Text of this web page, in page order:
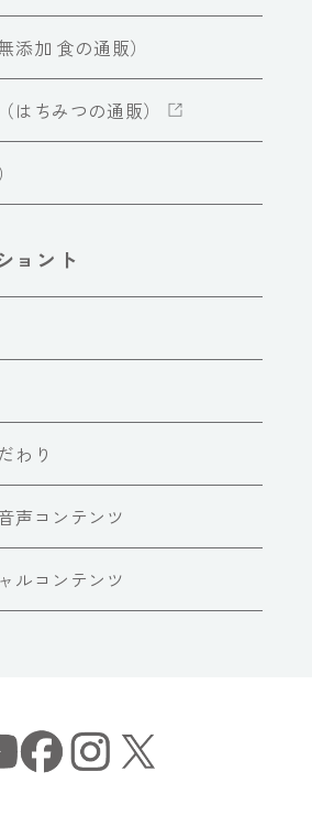
添加 食の通販）
はちみつの通販）
ョント
わり
声コンテンツ
ルコンテンツ